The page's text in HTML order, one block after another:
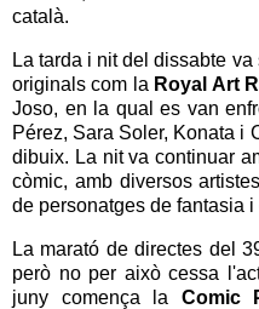
català.
La tarda i nit del dissabte
originals com la Royal Art
Joso, en la qual es van
Pérez, Sara Soler, Konata i
dibuix. La nit va continuar
còmic, amb diversos
de personatges de fantasia
La marató de directes del
però no per això cessa
juny comença la Comic